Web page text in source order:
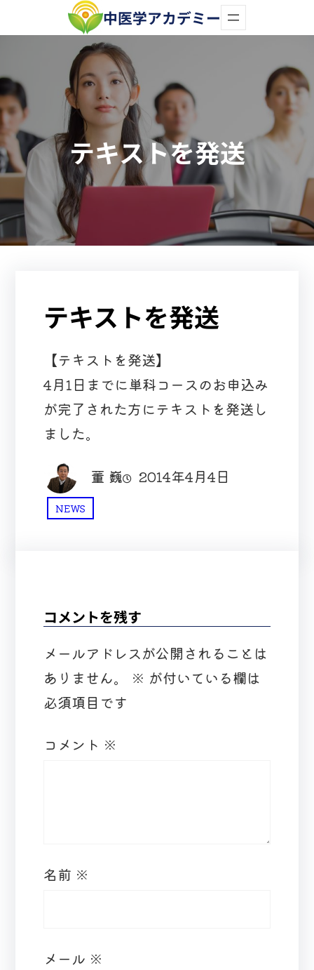
容
ス
キ
ッ
プ
中医学アカデミー
テキストを発送
テキストを発送
【テキストを発送】
4月1日までに単科コースのお申込み
が完了された方にテキストを発送し
ました。
董 巍 2014年4月4日
NEWS
コメントを残す
メールアドレスが公開されることは
ありません。
※ が付いている欄は
必須項目です
コメント ※
名前 ※
メール ※